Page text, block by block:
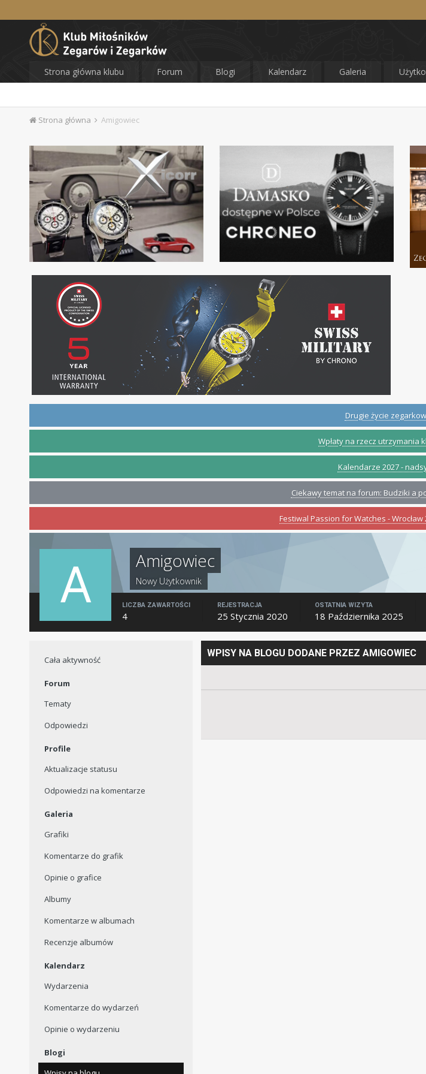
Strona główna klubu Forum Blogi Kalendarz Galeria
Strona główna Amigowiec
Drugie życie
Wpłaty na rzecz utrzymania
Kalendarze 2027 -
Ciekawy temat na forum: Budziki a
Festiwal Passion for Watches -
Amigowiec
Nowy Użytkownik
LICZBA ZAWARTOŚCI
4
REJESTRACJA
25 Stycznia 2020
OSTATNIA WIZYTA
18 Października 2025
Cała aktywność
Forum
Tematy
Odpowiedzi
Profile
Aktualizacje statusu
Odpowiedzi na komentarze
Galeria
Grafiki
Komentarze do grafik
Opinie o grafice
Albumy
Komentarze w albumach
Recenzje albumów
Kalendarz
Wydarzenia
Komentarze do wydarzeń
Opinie o wydarzeniu
Blogi
WPISY NA BLOGU DODANE PRZEZ AMIGOWIEC